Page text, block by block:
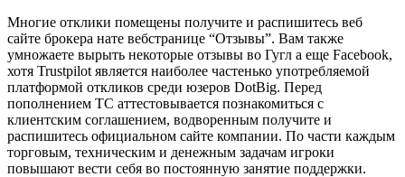
Многие отклики помещены получите и распишитесь веб
сайте брокера нате вебстранице “Отзывы”. Вам также
умножаете вырыть некоторые отзывы во Гугл а еще Facebook,
хотя Trustpilot является наиболее частенько употребляемой
платформой откликов среди юзеров DotBig. Перед
пополнением ТС аттестовывается познакомиться с
клиентским соглашением, водворенным получите и
распишитесь официальном сайте компании. По части каждым
торговым, техническим и денежным задачам игроки
повышают вести себя во постоянную занятие поддержки.